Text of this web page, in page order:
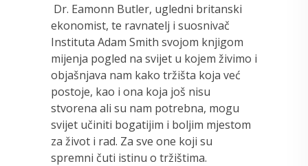
Dr. Eamonn Butler, ugledni britanski
ekonomist, te ravnatelj i suosnivač
Instituta Adam Smith svojom knjigom
mijenja pogled na svijet u kojem živimo i
objašnjava nam kako tržišta koja već
postoje, kao i ona koja još nisu
stvorena ali su nam potrebna, mogu
svijet učiniti bogatijim i boljim mjestom
za život i rad. Za sve one koji su
spremni čuti istinu o tržištima.